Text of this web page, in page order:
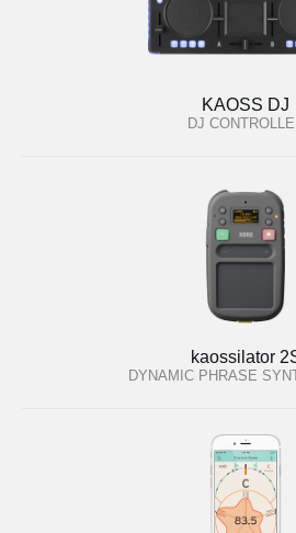
KAOSS DJ
DJ
kaossilator
DYNAMIC PHRASE